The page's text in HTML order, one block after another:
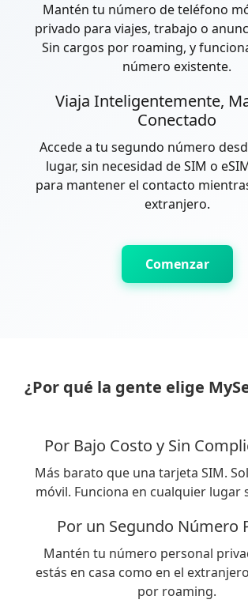
Mantén tu número de teléfono
privado para viajes, trabajo o
Sin cargos por roaming, y
número existente.
Viaja Inteligentemente,
Conectado
Accede a tu segundo número
lugar, sin necesidad de SIM o
para mantener el contacto
extranjero.
Comenzar
¿Por qué la gente elige
Por Bajo Costo y Sin
Más barato que una tarjeta SIM.
móvil. Funciona en cualquier lugar
Por un Segundo Número
Mantén tu número personal
estás en casa como en el
por roaming.